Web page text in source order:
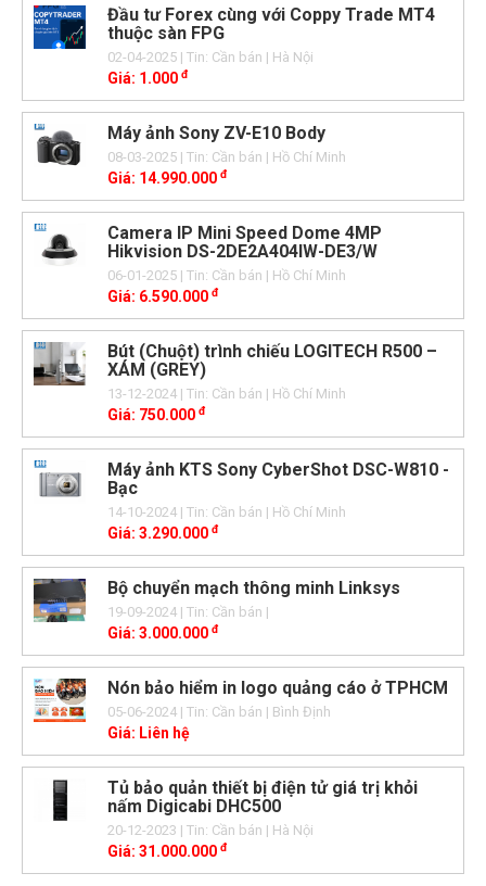
Đầu tư Forex cùng với Coppy Trade MT4
thuộc sàn FPG
02-04-2025| Tin: Cần bán | Hà Nội
Giá: 1.000 đ
Máy ảnh Sony ZV-E10 Body
08-03-2025| Tin: Cần bán | Hồ Chí Minh
Giá: 14.990.000 đ
Camera IP Mini Speed Dome 4MP
Hikvision DS-2DE2A404IW-DE3/W
06-01-2025| Tin: Cần bán | Hồ Chí Minh
Giá: 6.590.000 đ
Bút (Chuột) trình chiếu LOGITECH R500 –
XÁM (GREY)
13-12-2024| Tin: Cần bán | Hồ Chí Minh
Giá: 750.000 đ
Máy ảnh KTS Sony CyberShot DSC-W810 -
Bạc
14-10-2024| Tin: Cần bán | Hồ Chí Minh
Giá: 3.290.000 đ
Bộ chuyển mạch thông minh Linksys
19-09-2024| Tin: Cần bán |
Giá: 3.000.000 đ
Nón bảo hiểm in logo quảng cáo ở TPHCM
05-06-2024| Tin: Cần bán | Bình Định
Giá: Liên hệ
Tủ bảo quản thiết bị điện tử giá trị khỏi
nấm Digicabi DHC500
20-12-2023 | Tin: Cần bán | Hà Nội
Giá: 31.000.000 đ